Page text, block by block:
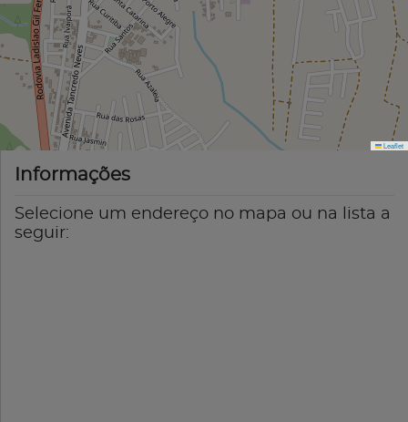
Leaflet
Informações
Selecione um endereço no mapa ou na lista a
seguir: